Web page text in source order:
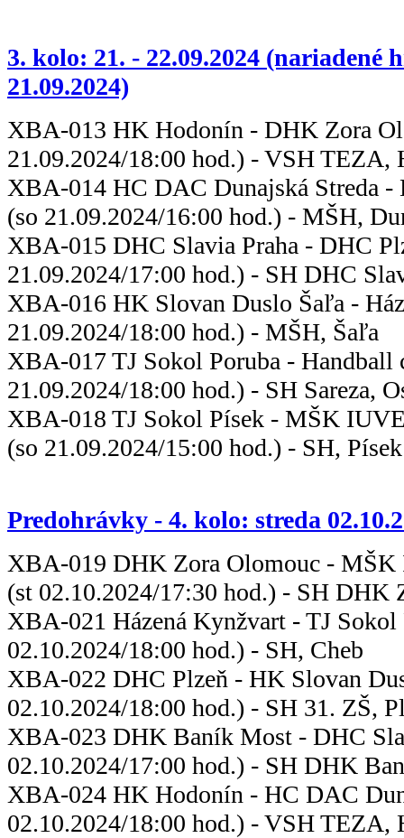
3. kolo: 21. - 22.09.2024 (nariadené
21.09.2024)
XBA-013 HK Hodonín -
21.09.2024/18:00 hod.) - VSH TEZA,
XBA-014 HC DAC Dunajská
(so 21.09.2024/16:00 hod.) - MŠH,
XBA-015 DHC Slavia
21.09.2024/17:00 hod.) - SH DHC
XBA-016 HK Slovan Duslo Šaľa
21.09.2024/18:00 hod.) - MŠH, Šaľa
XBA-017 TJ Sokol Poruba -
21.09.2024/18:00 hod.) - SH Sareza,
XBA-018 TJ Sokol Písek - MŠK
(so 21.09.2024/15:00 hod.) - SH, Písek
Predohrávky - 4. kolo: streda
XBA-019 DHK Zora Olomouc -
(st 02.10.2024/17:30 hod.) - SH DHK
XBA-021 Házená Kynžvart -
02.10.2024/18:00 hod.) - SH, Cheb
XBA-022 DHC Plzeň - HK
02.10.2024/18:00 hod.) - SH 31. ZŠ,
XBA-023 DHK Baník Most -
02.10.2024/17:00 hod.) - SH DHK
XBA-024 HK Hodonín - HC DAC
02.10.2024/18:00 hod.) - VSH TEZA,